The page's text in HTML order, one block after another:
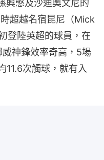
興慜及沙迪奧文尼的
超越名宿昆尼（Mick
登陸英超的球員，在
神鋒效率奇高，5場
11.6次觸球，就有入